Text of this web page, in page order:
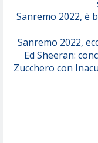
Sanremo 2022, è
Sanremo 2022,
Ed Sheeran:
Zucchero con